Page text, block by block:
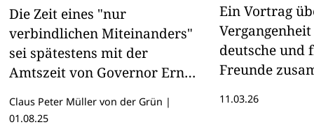
Die Zeit eines "nur
verbindlichen Miteinanders"
sei spätestens mit der
Amtszeit von Governor Ernst
Nachfolgerin Gisela Falk auf
Claus Peter Müller von der Grün |
01.08.25
Ein Vortrag
deutsche und
Freunde
jeweils mit
11.03.26